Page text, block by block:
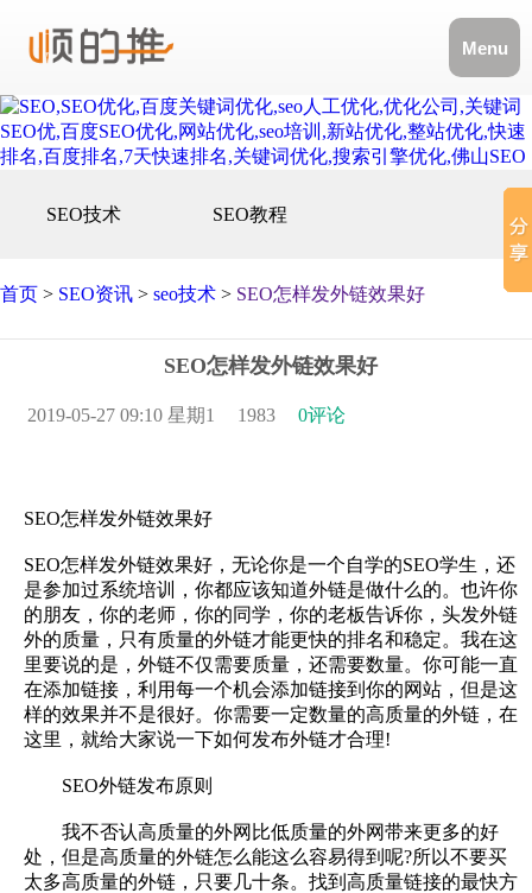
Menu
SEO技术 SEO教程
首页 > SEO资讯 > seo技术 > SEO怎样发外链效果好
SEO怎样发外链效果好
2019-05-27 09:10 星期1 1983 0评论
SEO怎样发外链效果好
SEO怎样发外链效果好，无论你是一个自学的SEO学生，还
是参加过系统培训，你都应该知道外链是做什么的。也许你
的朋友，你的老师，你的同学，你的老板告诉你，头发外链
外的质量，只有质量的外链才能更快的排名和稳定。我在这
里要说的是，外链不仅需要质量，还需要数量。你可能一直
在添加链接，利用每一个机会添加链接到你的网站，但是这
样的效果并不是很好。你需要一定数量的高质量的外链，在
这里，就给大家说一下如何发布外链才合理!
SEO外链发布原则
我不否认高质量的外网比低质量的外网带来更多的好
处，但是高质量的外链怎么能这么容易得到呢?所以不要买
太多高质量的外链，只要几十条。找到高质量链接的最快方